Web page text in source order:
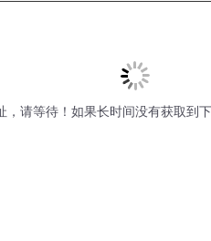
，请等待！如果长时间没有获取到